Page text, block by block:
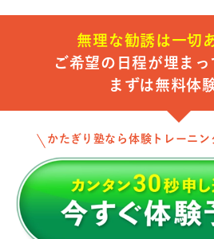
無理な勧誘は一切
ご希望の日程が埋ま
まずは無料体
かたぎり塾なら体験トレーニン